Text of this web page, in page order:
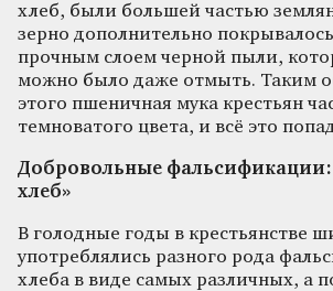
хлеб, были большей частью
зерно дополнительно
прочным слоем черной пыли,
можно было даже отмыть. Таким
этого пшеничная мука крестьян
темноватого цвета, и всё это
Добровольные
хлеб»
В голодные годы в крестьянстве
употреблялись разного рода
хлеба в виде самых различных, а